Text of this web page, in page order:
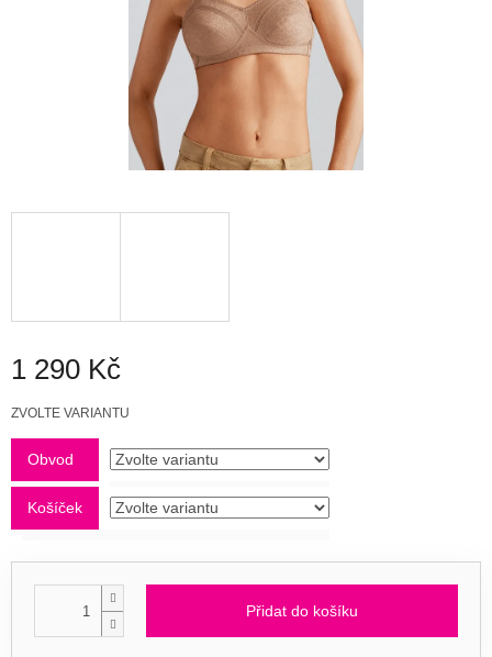
1 290 Kč
Měrná
ZVOLTE VARIANTU
Obvod
Košíček
Přidat do košíku